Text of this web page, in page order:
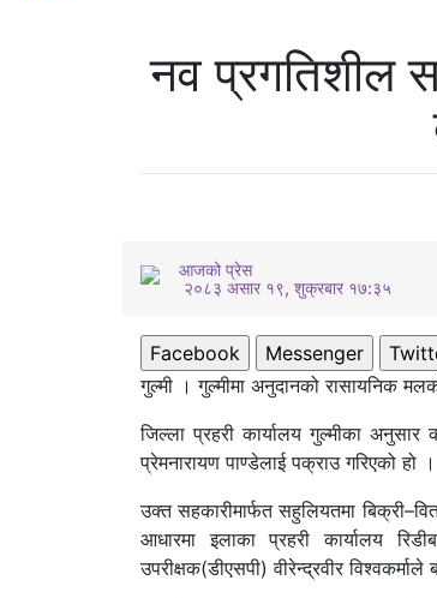
नव प्रगतिशील
आजको प्रेस
२०८३ असार १९, शुक्रबार १७:३५
Facebook Messenger
गुल्मी । गुल्मीमा अनुदानको रासायनिक
जिल्ला प्रहरी कार्यालय गुल्मीका
प्रेमनारायण पाण्डेलाई पक्राउ गरिएको हो ।
उक्त सहकारीमार्फत सहुलियतमा
आधारमा इलाका प्रहरी कार्यालय
उपरीक्षक(डीएसपी) वीरेन्द्रवीर विश्वकर्माले